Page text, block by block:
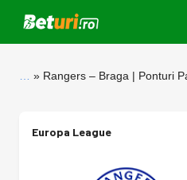
Rangers – Braga | Ponturi
Europa League